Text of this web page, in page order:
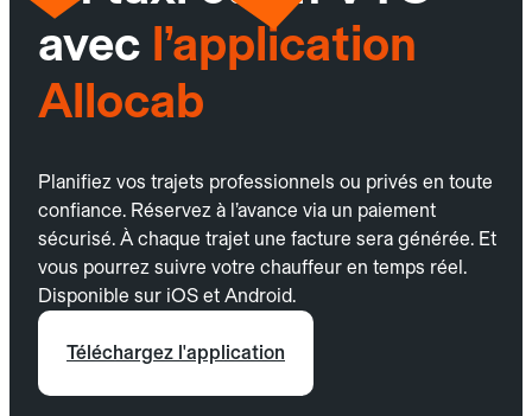
avec l’application
Allocab
Planifiez vos trajets professionnels ou privés en toute
confiance. Réservez à l’avance via un paiement
sécurisé. À chaque trajet une facture sera générée. Et
vous pourrez suivre votre chauffeur en temps réel.
Disponible sur iOS et Android.
Téléchargez l'application